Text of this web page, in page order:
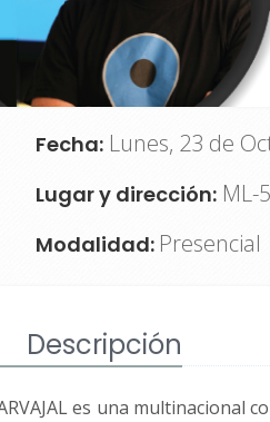
Fecha: Lunes, 23 de
Lugar y dirección: ML-
Modalidad: Presencial
Descripción
es una multinacional